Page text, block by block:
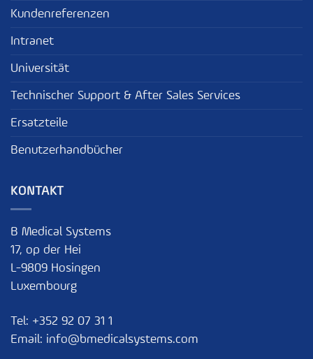
Kundenreferenzen
Intranet
Universität
Technischer Support & After Sales Services
Ersatzteile
Benutzerhandbücher
KONTAKT
B Medical Systems
17, op der Hei
L-9809 Hosingen
Luxembourg
Tel: +352 92 07 31 1
Email: info@bmedicalsystems.com